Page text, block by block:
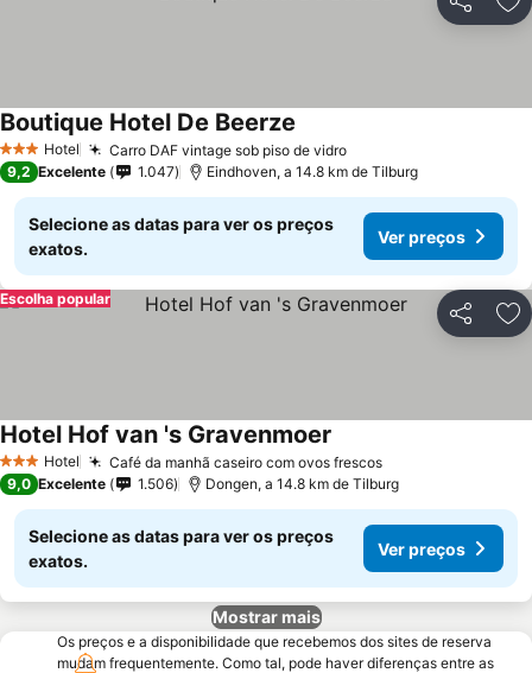
Partilhar
3 EstrelasHotel Carro DAF vintage sob piso de vidro
Boutique Hotel De Beerze
9,2 Excelente 1.047 Eindhoven, a 14.8 km de Tilburg
Selecione as datas para ver os preços
exatos.
Ver preços
Partilhar
Escolha popular
3 EstrelasHotel Café da manhã caseiro com ovos frescos
Hotel Hof van 's Gravenmoer
9,0 Excelente 1.506 Dongen, a 14.8 km de Tilburg
Selecione as datas para ver os preços
exatos.
Ver preços
Mostrar mais
Os preços e a disponibilidade que recebemos dos sites de reserva
mudam frequentemente. Como tal, pode haver diferenças entre as